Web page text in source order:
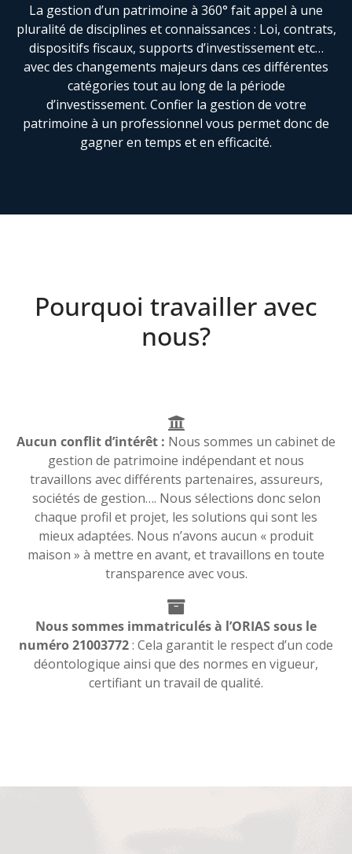
La gestion d’un patrimoine à 360° fait appel à une
pluralité de disciplines et connaissances : Loi, contrats,
dispositifs fiscaux, supports d’investissement etc…
avec des changements majeurs dans ces différentes
catégories tout au long de la période
d’investissement. Confier la gestion de votre
patrimoine à un professionnel vous permet donc de
gagner en temps et en efficacité.
Pourquoi travailler avec
nous?
Aucun conflit d’intérêt : Nous sommes un cabinet de
gestion de patrimoine indépendant et nous
travaillons avec différents partenaires, assureurs,
sociétés de gestion…. Nous sélections donc selon
chaque profil et projet, les solutions qui sont les
mieux adaptées. Nous n’avons aucun « produit
maison » à mettre en avant, et travaillons en toute
transparence avec vous.
Nous sommes immatriculés à l’ORIAS sous le
numéro 21003772: Cela garantit le respect d’un code
déontologique ainsi que des normes en vigueur,
certifiant un travail de qualité.